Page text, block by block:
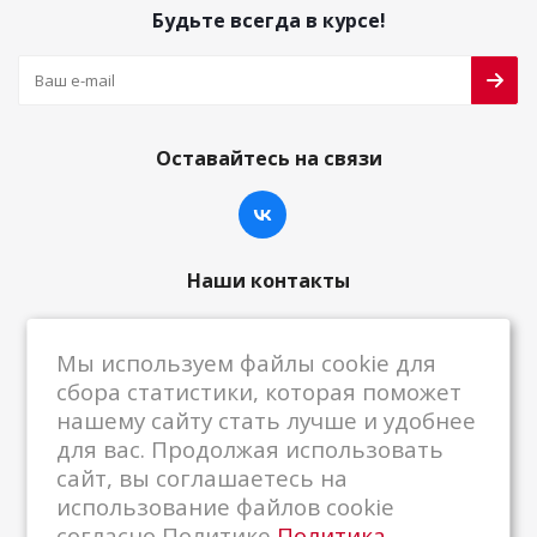
Будьте всегда в курсе!
Оставайтесь на связи
Наши контакты
centrkkm@centrkkm.ru
185005, г. Петрозаводск, ул. Промышленная,
1/26
Мы используем файлы cookie для
сбора статистики, которая поможет
нашему сайту стать лучше и удобнее
для вас. Продолжая использовать
сайт, вы соглашаетесь на
использование файлов cookie